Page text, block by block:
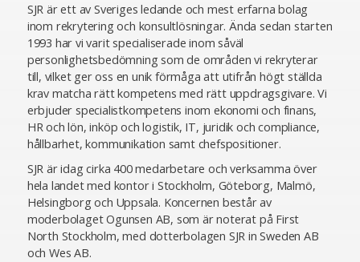
SJR är ett av Sveriges ledande och mest erfarna bolag
inom rekrytering och konsultlösningar. Ända sedan starten
1993 har vi varit specialiserade inom såväl
personlighetsbedömning som de områden vi rekryterar
till, vilket ger oss en unik förmåga att utifrån högt ställda
krav matcha rätt kompetens med rätt uppdragsgivare. Vi
erbjuder specialistkompetens inom ekonomi och finans,
HR och lön, inköp och logistik, IT, juridik och compliance,
hållbarhet, kommunikation samt chefspositioner.
SJR är idag cirka 400 medarbetare och verksamma över
hela landet med kontor i Stockholm, Göteborg, Malmö,
Helsingborg och Uppsala. Koncernen består av
moderbolaget Ogunsen AB, som är noterat på First
North Stockholm, med dotterbolagen SJR in Sweden AB
och Wes AB.